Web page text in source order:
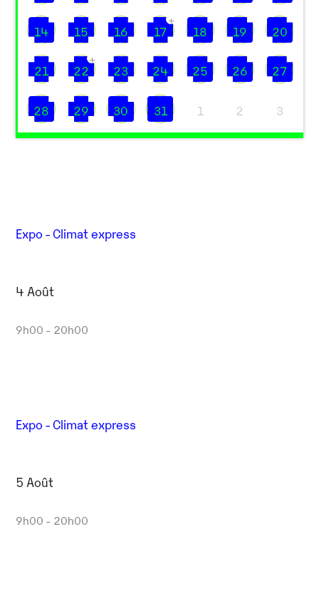
14 15 16 17
+
18 19 20
21 22
+
23 24 25 26 27
28 29 30 31 1 2 3
Expo - Climat express
4 Août
9h00 - 20h00
Expo - Climat express
5 Août
9h00 - 20h00